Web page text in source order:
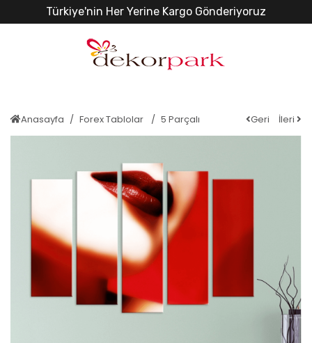
Türkiye'nin Her Yerine Kargo Gönderiyoruz
Anasayfa Forex Tablolar 5 Parçalı Geri İleri